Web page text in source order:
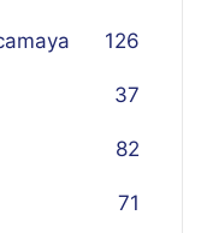
126
37
82
71